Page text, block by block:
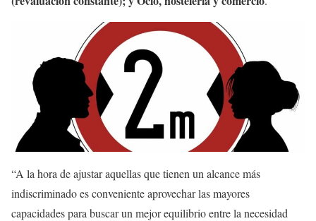
“A la hora de ajustar aquellas que tienen un alcance más
indiscriminado es conveniente aprovechar las mayores
capacidades para buscar un mejor equilibrio entre la necesidad